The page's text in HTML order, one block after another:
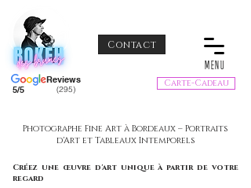
Reviews
5/5
(295)
Contact
MENU
Carte-Cadeau
Photographe Fine Art à Bordeaux – Portraits
d'Art et Tableaux Intemporels
Créez une œuvre d'art unique à partir de votre
regard